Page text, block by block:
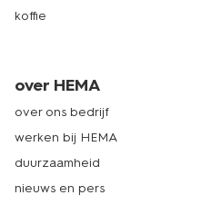
koffie
over HEMA
over ons bedrijf
werken bij HEMA
duurzaamheid
nieuws en pers